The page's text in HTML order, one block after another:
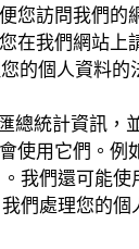
您訪問我們
在我們網站
的個人資料
總統計資訊
使用它們。
我們還可能
們處理您的個